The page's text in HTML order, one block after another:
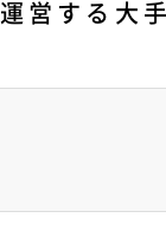
営する大